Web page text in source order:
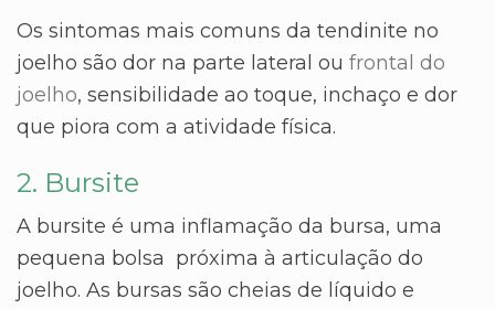
Os sintomas mais comuns da tendinite no
joelho são dor na parte lateral ou frontal do
joelho, sensibilidade ao toque, inchaço e dor
que piora com a atividade física.
2. Bursite
A bursite é uma inflamação da bursa, uma
pequena bolsa próxima à articulação do
joelho. As bursas são cheias de líquido e